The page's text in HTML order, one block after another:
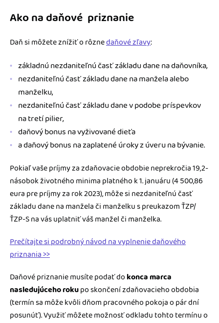
Ako na daňové priznanie
Daň si môžete znížiť o rôznedaňové zľavy:
základnú nezdaniteľnú časť základu dane na daňovníka,
nezdaniteľnú časť základu dane na manžela alebo
manželku,
nezdaniteľnú časť základu dane v podobe príspevkov
na tretí pilier,
daňový bonus na vyživované dieťa
a daňový bonus na zaplatené úroky z úveru na bývanie.
Pokiaľ vaše príjmy za zdaňovacie obdobie neprekročia 19,2-
násobok životného minima platného k 1. januáru (4 500,86
eura pre príjmy za rok 2023), môže si nezdaniteľnú časť
základu dane na manžela či manželku s preukazom ŤZP/
ŤZP-S na vás uplatniť váš manžel či manželka.
Prečítajte si podrobný návod na vyplnenie daňového
priznania >>
Daňové priznanie musíte podať do konca marca
nasledujúceho rokupo skončení zdaňovacieho obdobia
(termín sa môže kvôli dňom pracovného pokoja o pár dní
posunúť). Využiť môžete možnosť odkladu tohto termínu o